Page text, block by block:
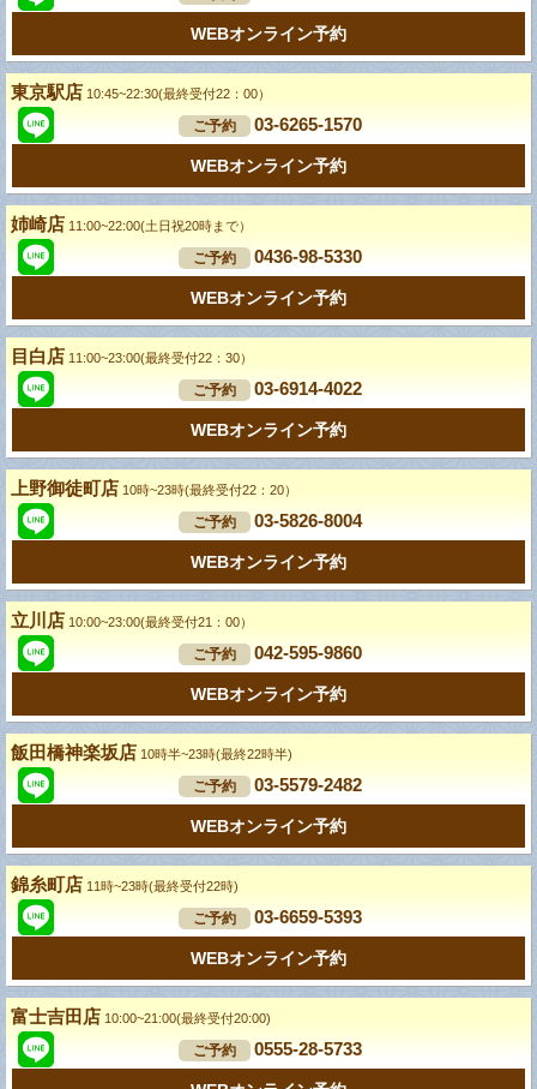
WEBオンライン予約
東京駅店 10:45~22:30(最終受付22：00）
ご予約 03-6265-1570
WEBオンライン予約
姉崎店 11:00~22:00(土日祝20時まで）
ご予約 0436-98-5330
WEBオンライン予約
目白店 11:00~23:00(最終受付22：30）
ご予約 03-6914-4022
WEBオンライン予約
上野御徒町店 10時~23時(最終受付22：20）
ご予約 03-5826-8004
WEBオンライン予約
立川店 10:00~23:00(最終受付21：00）
ご予約 042-595-9860
WEBオンライン予約
飯田橋神楽坂店 10時半~23時(最終22時半)
ご予約 03-5579-2482
WEBオンライン予約
錦糸町店 11時~23時(最終受付22時)
ご予約 03-6659-5393
WEBオンライン予約
富士吉田店 10:00~21:00(最終受付20:00)
ご予約 0555-28-5733